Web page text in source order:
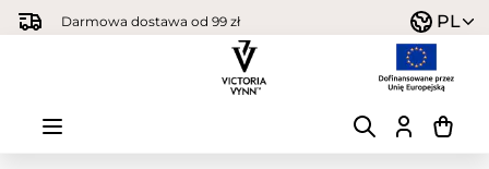
Przejdź do treści
Darmowa dostawa od 99 zł PL